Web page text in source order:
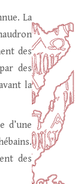
La
des
des
la
d’une
des